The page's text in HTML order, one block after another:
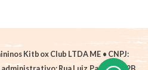
Kitbox Club LTDA ME • CNPJ: